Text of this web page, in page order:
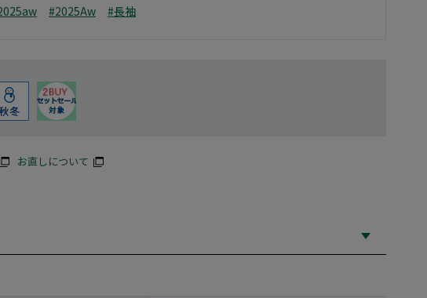
#2025Aw #長袖
お直しについて